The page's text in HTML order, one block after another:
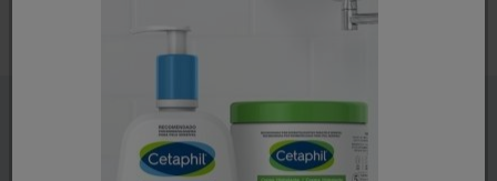
Dicas De Skincare Para
Pele Irregular